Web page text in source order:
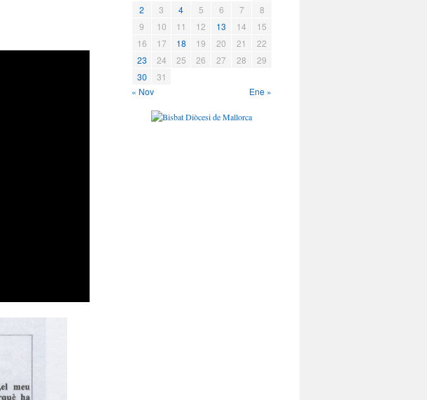
2
3 4 5 6 7
8
9
10 11 12 13 14
15
16
17 18 19 20 21
22
23
24 25 26 27 28
29
30
31
« Nov
Ene »